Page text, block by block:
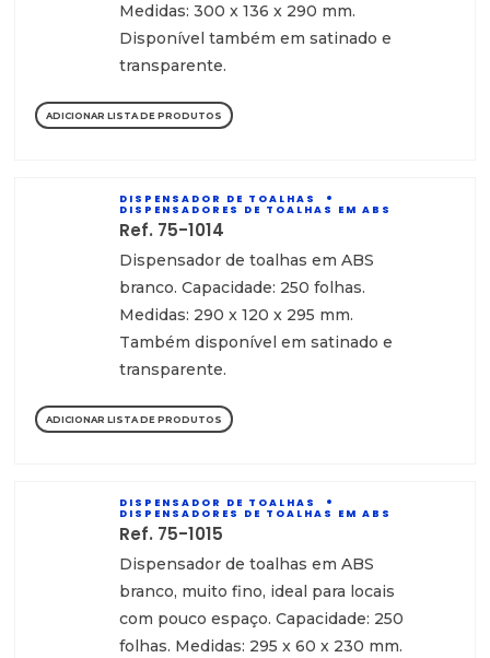
Medidas: 300 x 136 x 290 mm.
Disponível também em satinado e
transparente.
ADICIONAR LISTA DE PRODUTOS
DISPENSADOR DE TOALHAS
DISPENSADORES DE TOALHAS EM ABS
Ref. 75-1014
Dispensador de toalhas em ABS
branco. Capacidade: 250 folhas.
Medidas: 290 x 120 x 295 mm.
Também disponível em satinado e
transparente.
ADICIONAR LISTA DE PRODUTOS
DISPENSADOR DE TOALHAS
DISPENSADORES DE TOALHAS EM ABS
Ref. 75-1015
Dispensador de toalhas em ABS
branco, muito fino, ideal para locais
com pouco espaço. Capacidade: 250
folhas. Medidas: 295 x 60 x 230 mm.